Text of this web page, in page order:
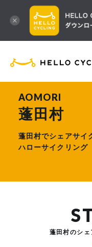
AOMORI
蓬田村
蓬田村でシェアサイ
ハローサイクリング
蓬田村のシ